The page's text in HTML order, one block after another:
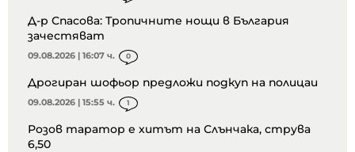
Д-р Спасова: Тропичните нощи в България
зачестяват
09.08.2026 | 16:07 ч. 0
Дрогиран шофьор предложи подкуп на полицаи
09.08.2026 | 15:55 ч. 1
Розов таратор е хитът на Слънчака, струва
6,50